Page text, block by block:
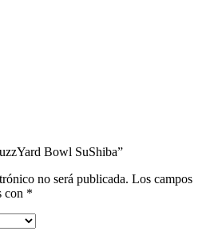
Bowl SuShiba”
no será publicada. Los campos
con *